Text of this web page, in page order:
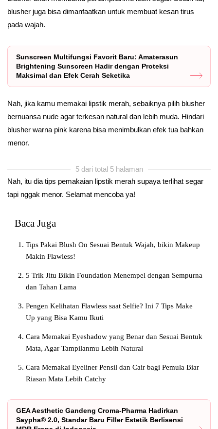
blusher juga bisa dimanfaatkan untuk membuat kesan tirus
pada wajah.
Sunscreen Multifungsi Favorit Baru: Amaterasun
Brightening Sunscreen Hadir dengan Proteksi
Maksimal dan Efek Cerah Seketika
Nah, jika kamu memakai lipstik merah, sebaiknya pilih blusher
bernuansa nude agar terkesan natural dan lebih muda. Hindari
blusher warna pink karena bisa menimbulkan efek tua bahkan
menor.
5 dari total 5 halaman
Nah, itu dia tips pemakaian lipstik merah supaya terlihat segar
tapi nggak menor. Selamat mencoba ya!
Baca Juga
Tips Pakai Blush On Sesuai Bentuk Wajah, bikin Makeup
Makin Flawless!
5 Trik Jitu Bikin Foundation Menempel dengan Sempurna
dan Tahan Lama
Pengen Kelihatan Flawless saat Selfie? Ini 7 Tips Make
Up yang Bisa Kamu Ikuti
Cara Memakai Eyeshadow yang Benar dan Sesuai Bentuk
Mata, Agar Tampilanmu Lebih Natural
Cara Memakai Eyeliner Pensil dan Cair bagi Pemula Biar
Riasan Mata Lebih Catchy
GEA Aesthetic Gandeng Croma-Pharma Hadirkan
Saypha® 2.0, Standar Baru Filler Estetik Berlisensi